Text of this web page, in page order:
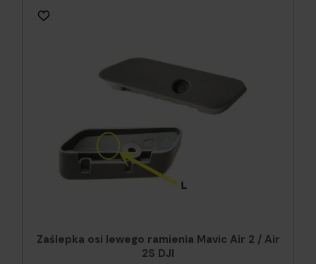
Zaślepka osi lewego ramienia Mavic Air 2 / Air
2S DJI